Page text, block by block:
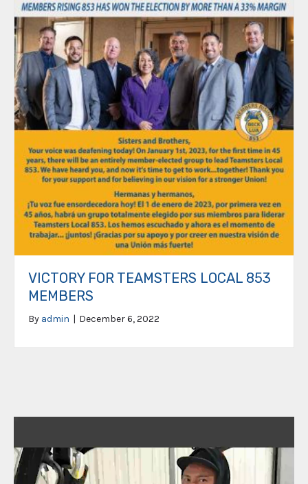
VICTORY FOR TEAMSTERS LOCAL 853
MEMBERS
By admin | December 6, 2022
Player